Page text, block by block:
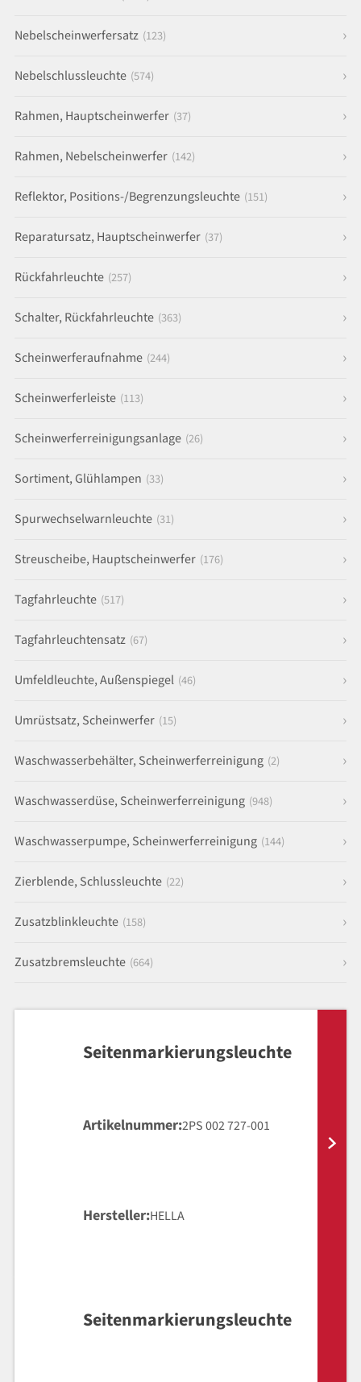
Seitenmarkierungsleuchte
Artikelnummer 2PS 002 727-001
Hersteller HELLA
Seitenmarkierungsleuchte
Nebelscheinwerfersatz (123)
Nebelschlussleuchte (574)
Rahmen, Hauptscheinwerfer (37)
Rahmen, Nebelscheinwerfer (142)
Reflektor, Positions-/Begrenzungsleuchte (151)
Reparatursatz, Hauptscheinwerfer (37)
Rückfahrleuchte (257)
Schalter, Rückfahrleuchte (363)
Scheinwerferaufnahme (244)
Scheinwerferleiste (113)
Scheinwerferreinigungsanlage (26)
Sortiment, Glühlampen (33)
Spurwechselwarnleuchte (31)
Streuscheibe, Hauptscheinwerfer (176)
Tagfahrleuchte (517)
Tagfahrleuchtensatz (67)
Umfeldleuchte, Außenspiegel (46)
Umrüstsatz, Scheinwerfer (15)
Waschwasserbehälter, Scheinwerferreinigung (2)
Waschwasserdüse, Scheinwerferreinigung (948)
Waschwasserpumpe, Scheinwerferreinigung (144)
Zierblende, Schlussleuchte (22)
Zusatzblinkleuchte (158)
Zusatzbremsleuchte (664)